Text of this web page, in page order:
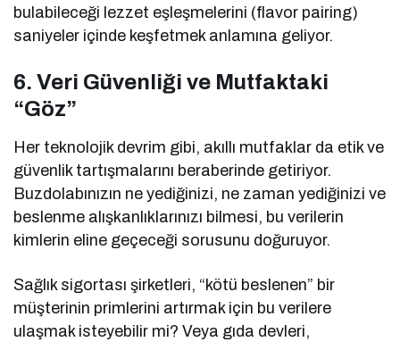
bulabileceği lezzet eşleşmelerini (flavor pairing)
saniyeler içinde keşfetmek anlamına geliyor.
6. Veri Güvenliği ve Mutfaktaki
“Göz”
Her teknolojik devrim gibi, akıllı mutfaklar da etik ve
güvenlik tartışmalarını beraberinde getiriyor.
Buzdolabınızın ne yediğinizi, ne zaman yediğinizi ve
beslenme alışkanlıklarınızı bilmesi, bu verilerin
kimlerin eline geçeceği sorusunu doğuruyor.
Sağlık sigortası şirketleri, “kötü beslenen” bir
müşterinin primlerini artırmak için bu verilere
ulaşmak isteyebilir mi? Veya gıda devleri,